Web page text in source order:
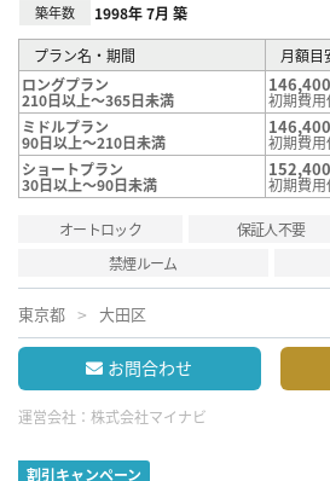
築年数 1998年 7月 築
プラン名・期間
月額目
ロングプラン
210日以上～365日未満
146,400
初期費
ミドルプラン
90日以上～210日未満
146,400
初期費
ショートプラン
30日以上～90日未満
152,400
初期費
オートロック 保証人不要
禁煙ルーム
東京都 大田区
お問合わせ
運営会社： 株式会社マイナビ
割引キャンペーン